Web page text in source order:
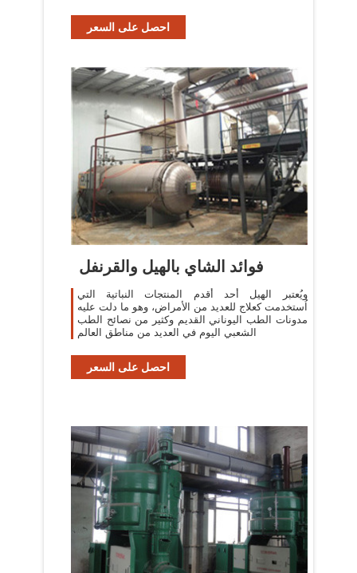
احصل على السعر
فوائد الشاي بالهيل والقرنفل
ويُعتبر الهيل أحد أقدم المنتجات النباتية التي
اُستخدمت كعلاج للعديد من الأمراض، وهو ما دلت عليه
مدونات الطب اليوناني القديم وكثير من نصائح الطب
الشعبي اليوم في العديد من مناطق العالم
احصل على السعر